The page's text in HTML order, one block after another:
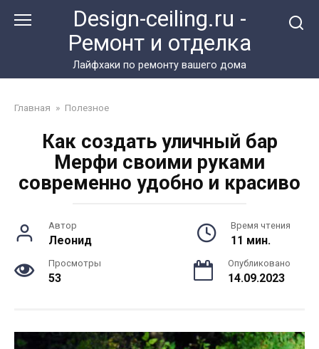
Design-ceiling.ru -
Ремонт и отделка
Лайфхаки по ремонту вашего дома
Главная » Полезное
Как создать уличный бар
Мерфи своими руками
современно удобно и красиво
Автор
Леонид
Время чтения
11 мин.
Просмотры
53
Опубликовано
14.09.2023